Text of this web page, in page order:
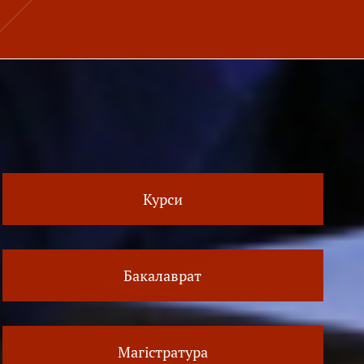
Курси
Бакалаврат
Магістратура